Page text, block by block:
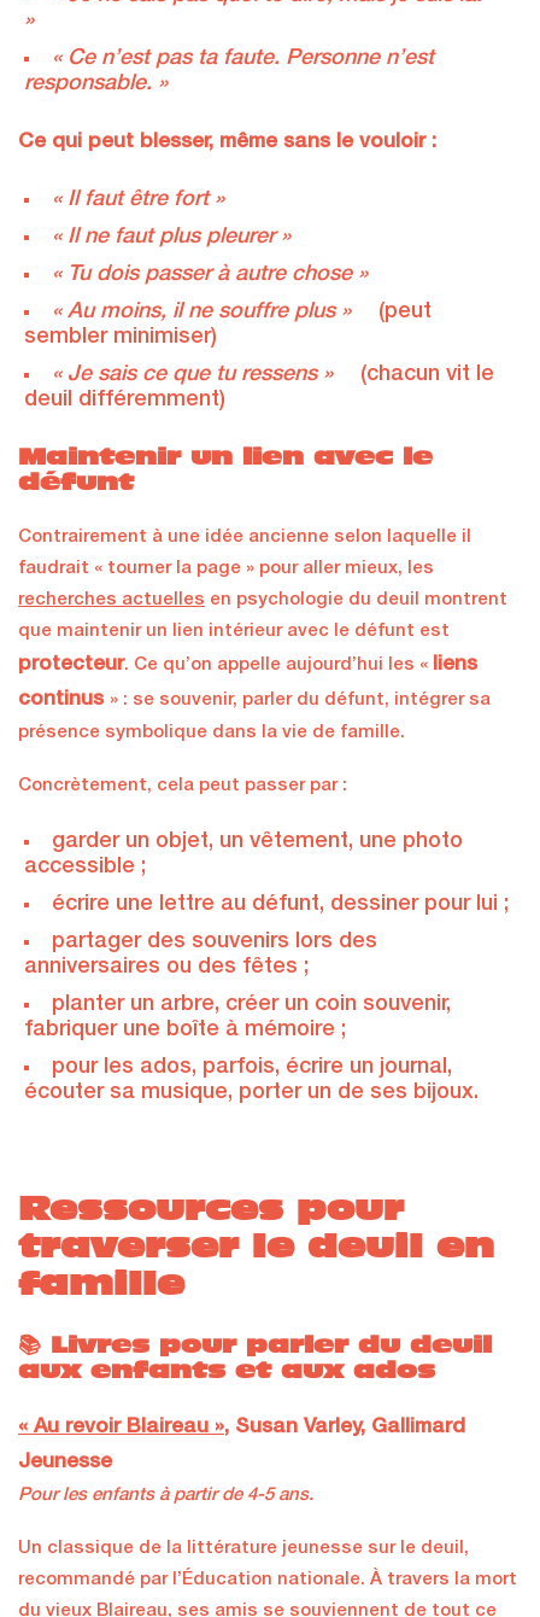
»
« Ce n’est pas ta faute. Personne n’est
responsable. »
Ce qui peut blesser, même sans le vouloir :
« Il faut être fort »
« Il ne faut plus pleurer »
« Tu dois passer à autre chose »
« Au moins, il ne souffre plus »
(peut
sembler minimiser)
« Je sais ce que tu ressens »
(chacun vit le
deuil différemment)
Maintenir un lien avec le
défunt
Contrairement à une idée ancienne selon laquelle il
faudrait « tourner la page » pour aller mieux, les
recherches actuelles en psychologie du deuil montrent
que maintenir un lien intérieur avec le défunt est
protecteur. Ce qu’on appelle aujourd’hui les « liens
continus » : se souvenir, parler du défunt, intégrer sa
présence symbolique dans la vie de famille.
Concrètement, cela peut passer par :
garder un objet, un vêtement, une photo
accessible ;
écrire une lettre au défunt, dessiner pour lui ;
partager des souvenirs lors des
anniversaires ou des fêtes ;
planter un arbre, créer un coin souvenir,
fabriquer une boîte à mémoire ;
pour les ados, parfois, écrire un journal,
écouter sa musique, porter un de ses bijoux.
Ressources pour
traverser le deuil en
famille
📚 Livres pour parler du deuil
aux enfants et aux ados
« Au revoir Blaireau », Susan Varley, Gallimard
Jeunesse
Pour les enfants à partir de 4-5 ans.
Un classique de la littérature jeunesse sur le deuil,
recommandé par l’Éducation nationale. À travers la mort
du vieux Blaireau, ses amis se souviennent de tout ce